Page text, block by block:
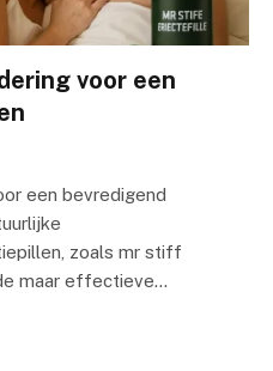
voor een
een bevredigend
zoals mr stiff
maar effectieve…